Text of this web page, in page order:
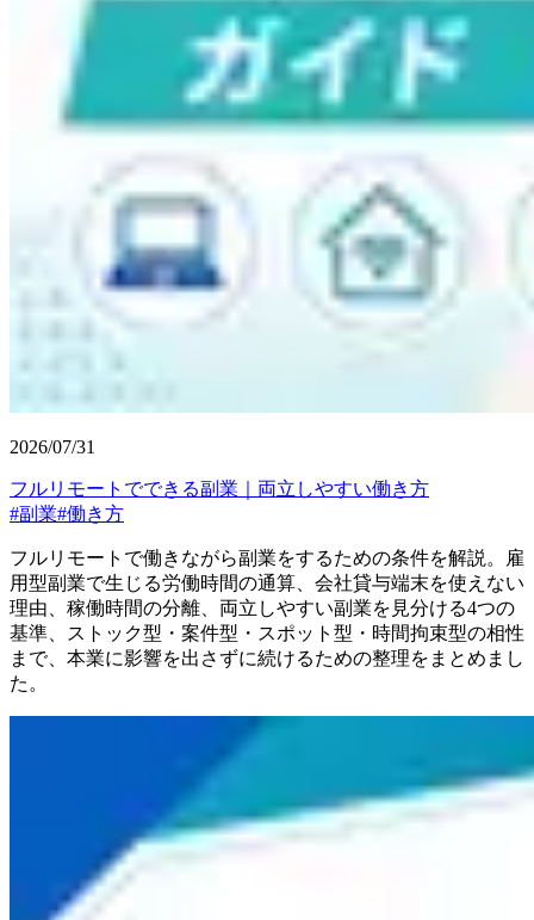
2026/07/31
フルリモートでできる副業｜両立しやすい働き方
#副業#働き方
フルリモートで働きながら副業をするための条件を解説。雇
用型副業で生じる労働時間の通算、会社貸与端末を使えない
理由、稼働時間の分離、両立しやすい副業を見分ける4つの
基準、ストック型・案件型・スポット型・時間拘束型の相性
まで、本業に影響を出さずに続けるための整理をまとめまし
た。